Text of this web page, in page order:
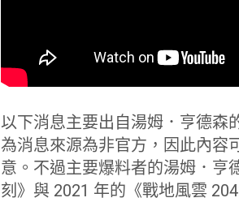
以下消息主要出自湯姆．亨德森
為消息來源為非官方，因此內容
意。不過主要爆料者的湯姆．亨
刻》與 2021 年的《戰地風雲